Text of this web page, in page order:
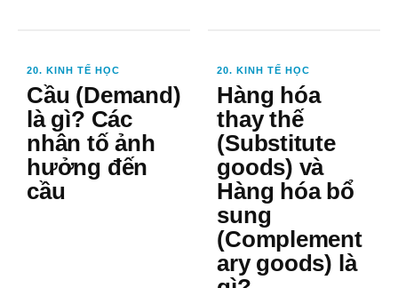
20. KINH TẾ HỌC
Cầu (Demand)
là gì? Các
nhân tố ảnh
hưởng đến
cầu
20. KINH TẾ HỌC
Hàng hóa
thay thế
(Substitute
goods) và
Hàng hóa bổ
sung
(Complement
ary goods) là